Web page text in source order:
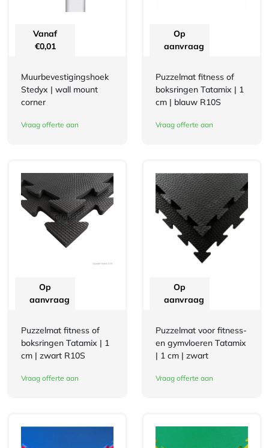
Vanaf
€0,01
Muurbevestigingshoek
Stedyx | wall mount
corner
Vraag offerte aan
Op
aanvraag
Puzzelmat fitness of
boksringen Tatamix | 1
cm | blauw R10S
Vraag offerte aan
Op
aanvraag
Puzzelmat fitness of
boksringen Tatamix | 1
cm | zwart R10S
Vraag offerte aan
Op
aanvraag
Puzzelmat voor fitness-
en gymvloeren Tatamix
| 1 cm | zwart
Vraag offerte aan